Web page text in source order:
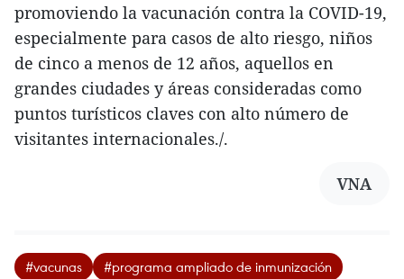
promoviendo la vacunación contra la COVID-19,
especialmente para casos de alto riesgo, niños
de cinco a menos de 12 años, aquellos en
grandes ciudades y áreas consideradas como
puntos turísticos claves con alto número de
visitantes internacionales./.
VNA
#vacunas
#programa ampliado de inmunización